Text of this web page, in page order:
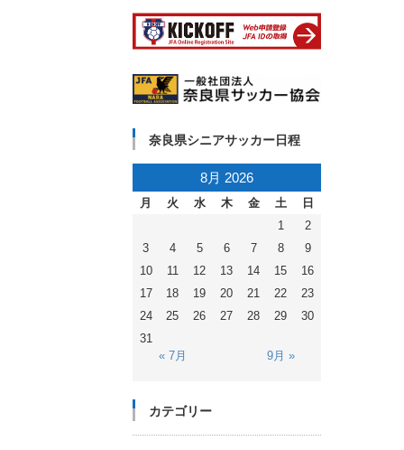
奈良県シニアサッカー日程
8月 2026
月 火 水 木 金 土
日
1
2
3
4 5 6 7 8
9
10
11 12 13 14 15
16
17
18 19 20 21 22
23
24
25 26 27 28 29
30
31
« 7月
9月 »
カテゴリー